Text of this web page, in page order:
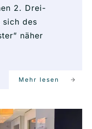
2. Drei-
sich des
näher
Mehr lesen